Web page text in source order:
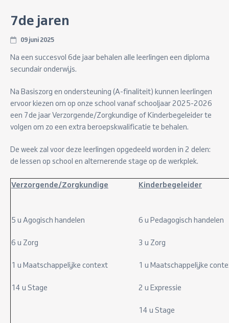
7de jaren
09 juni 2025
Na een succesvol 6de jaar behalen alle leerlingen een diploma
secundair onderwijs.
Na Basiszorg en ondersteuning (A-finaliteit) kunnen leerlingen
ervoor kiezen om op onze school vanaf schooljaar 2025-2026
een 7de jaar Verzorgende/Zorgkundige of Kinderbegeleider te
volgen om zo een extra beroepskwalificatie te behalen.
De week zal voor deze leerlingen opgedeeld worden in 2 delen:
de lessen op school en alternerende stage op de werkplek.
Verzorgende/Zorgkundige Kinderbegeleider
5 u Agogisch handelen
6 u Zorg
1 u Maatschappelijke context
14 u Stage
6 u Pedagogisch handelen
3 u Zorg
1 u Maatschappelijke
2 u Expressie
14 u Stage